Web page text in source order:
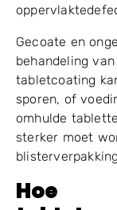
Gecoate en
behandeling
tabletcoating
sporen, of
omhulde
sterker moet
Hoe